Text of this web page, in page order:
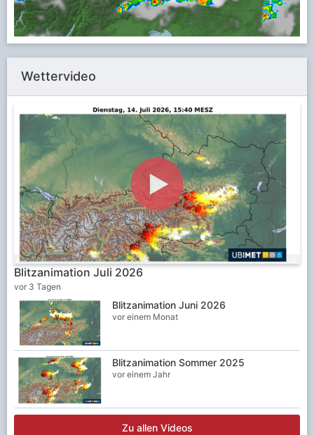
Wettervideo
Blitzanimation Juli 2026
vor 3 Tagen
Blitzanimation Juni 2026
vor einem Monat
Blitzanimation Sommer 2025
vor einem Jahr
Zu allen Videos